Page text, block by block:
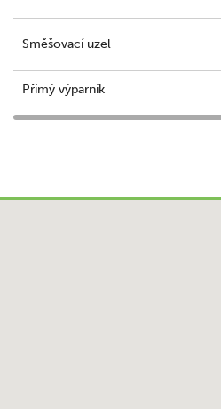
Směšovací uzel
Přímý výparník